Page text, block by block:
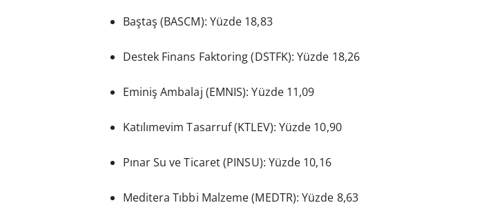
Baştaş (BASCM): Yüzde 18,83
Destek Finans Faktoring (DSTFK): Yüzde 18,26
Eminiş Ambalaj (EMNIS): Yüzde 11,09
Katılımevim Tasarruf (KTLEV): Yüzde 10,90
Pınar Su ve Ticaret (PINSU): Yüzde 10,16
Meditera Tıbbi Malzeme (MEDTR): Yüzde 8,63